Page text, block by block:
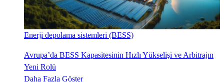
Enerji depolama sistemleri (BESS)
Avrupa’da BESS Kapasitesinin Hızlı Yükselişi ve Arbitrajın
Yeni Rolü
Daha Fazla Göster